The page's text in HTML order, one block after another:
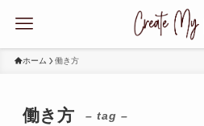
ホーム 働き方
働き方 – tag –